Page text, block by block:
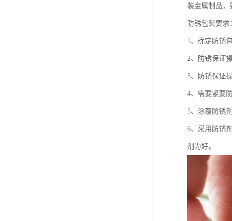
装金属制品，
防锈包装要求
1、确定防锈
2、防锈保证
3、防锈保证
4、需要紧要
5、涂覆防锈
6、采用防锈
剂为好。